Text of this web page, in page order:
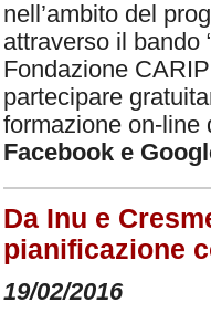
nell’ambito del
attraverso il
Fondazione
partecipare
formazione on-line
Facebook e
Da Inu e
pianificazione
19/02/2016